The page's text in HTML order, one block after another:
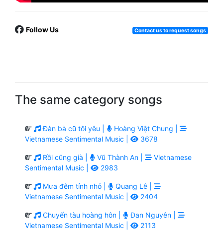
Follow Us Contact us to request songs
The same category songs
Đàn bà cũ tôi yêu |
Hoàng Việt Chung |
Vietnamese Sentimental Music |
3678
Rồi cũng già | Vũ Thành An |
Vietnamese
Sentimental Music |
2983
Mưa đêm tỉnh nhỏ |
Quang Lê |
Vietnamese Sentimental Music |
2404
Chuyến tàu hoàng hôn |
Đan Nguyên |
Vietnamese Sentimental Music |
2113